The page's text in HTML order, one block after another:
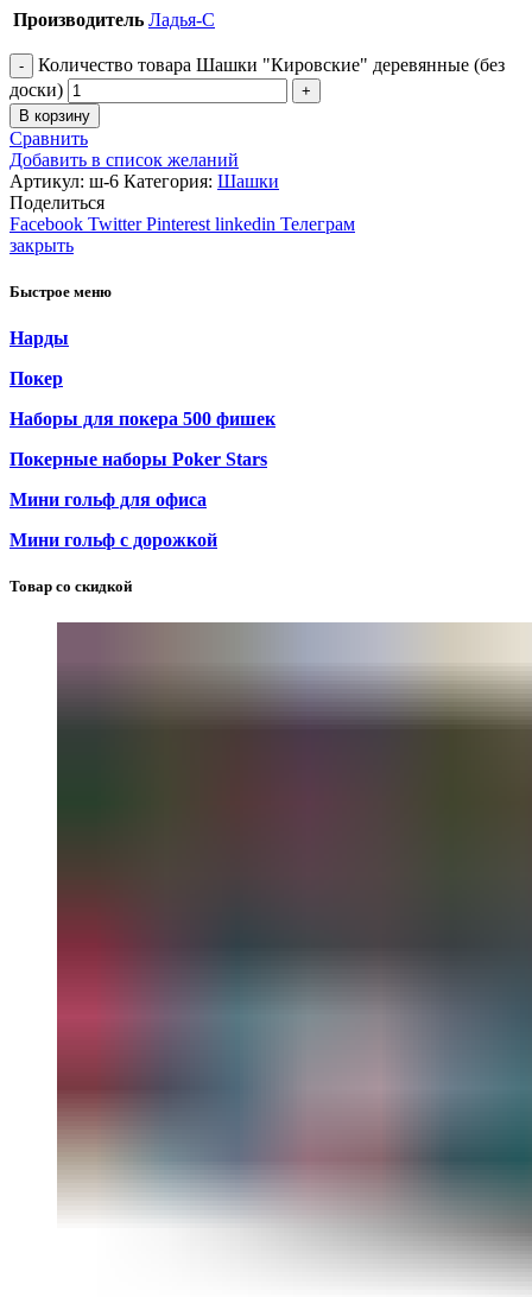
Производитель Ладья-С
Количество товара Шашки "Кировские" деревянные (без
доски)
В корзину
Сравнить
Добавить в список желаний
Артикул: ш-6 Категория: Шашки
Поделиться
Facebook Twitter Pinterest linkedin Телеграм
закрыть
Быстрое меню
Нарды
Покер
Наборы для покера 500 фишек
Покерные наборы Poker Stars
Мини гольф для офиса
Мини гольф с дорожкой
Товар со скидкой